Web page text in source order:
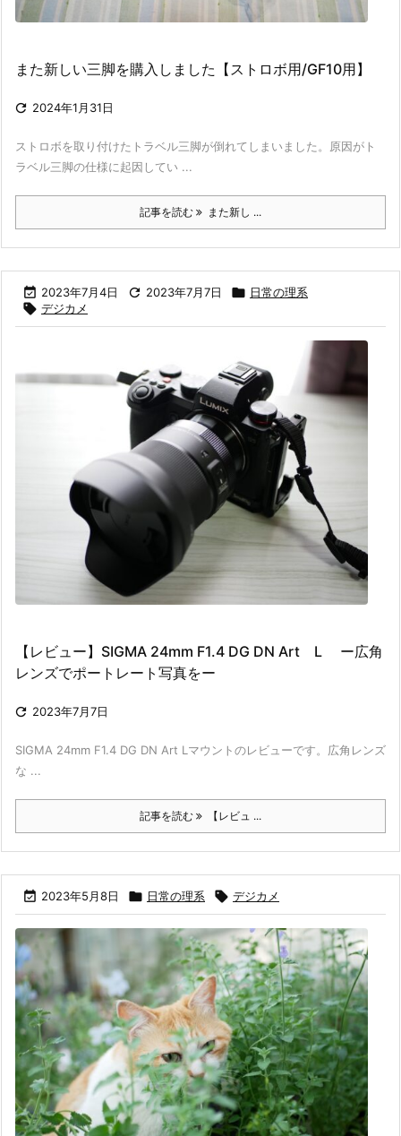
また新しい三脚を購入しました【ストロボ用/GF10用】
 2024年1月31日
ストロボを取り付けたトラベル三脚が倒れてしまいました。原因がト
ラベル三脚の仕様に起因してい ...
記事を読む また新し ...
 2023年7月4日  2023年7月7日  日常の理系
 デジカメ
【レビュー】SIGMA 24mm F1.4 DG DN Art L ー広角
レンズでポートレート写真をー
 2023年7月7日
SIGMA 24mm F1.4 DG DN Art Lマウントのレビューです。広角レンズ
な ...
記事を読む 【レビュ ...
 2023年5月8日  日常の理系  デジカメ